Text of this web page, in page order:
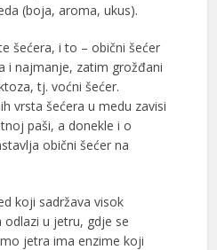
(boja, aroma, ukus).
šećera, i to – obični šećer
i najmanje, zatim grožđani
tj. voćni šećer.
vrsta šećera u medu zavisi
paši, a donekle i o
obični šećer na
koji sadržava visok
u jetru, gdje se
jetra ima enzime koji